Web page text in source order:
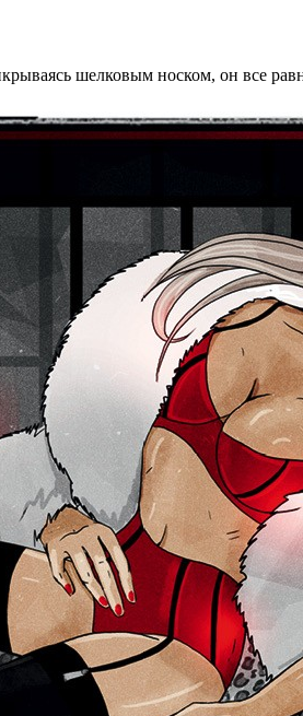
шелковым носком, он все